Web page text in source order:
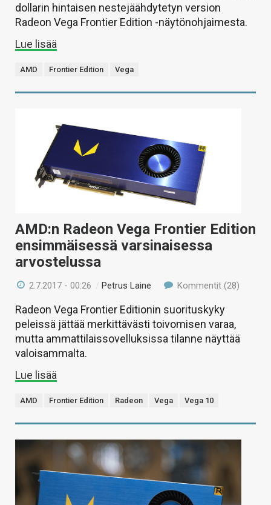
dollarin hintaisen nestejäähdytetyn version
Radeon Vega Frontier Edition -näytönohjaimesta.
Lue lisää
AMD Frontier Edition Vega
AMD:n Radeon Vega Frontier Edition
ensimmäisessä varsinaisessa
arvostelussa
2.7.2017 - 00:26 /Petrus Laine Kommentit (28)
Radeon Vega Frontier Editionin suorituskyky
peleissä jättää merkittävästi toivomisen varaa,
mutta ammattilaissovelluksissa tilanne näyttää
valoisammalta.
Lue lisää
AMD Frontier Edition Radeon Vega Vega 10